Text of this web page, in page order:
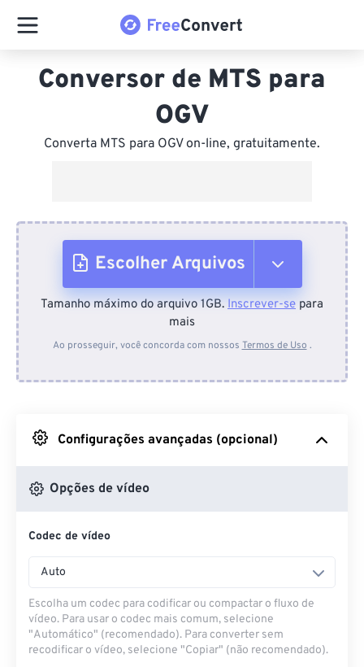
Conversor de MTS para
OGV
Converta MTS para OGV on-line, gratuitamente.
Escolher Arquivos
Do dispositivo
Do Google Drive
Do OneDrive
Tamanho máximo do arquivo 1GB. Inscrever-se para
mais
Ao prosseguir, você concorda com nossos Termos de Uso .
Configurações avançadas (opcional)
Opções de vídeo
Codec de vídeo
Auto
Escolha um codec para codificar ou compactar o fluxo de
vídeo. Para usar o codec mais comum, selecione
"Automático" (recomendado). Para converter sem
recodificar o vídeo, selecione "Copiar" (não recomendado).